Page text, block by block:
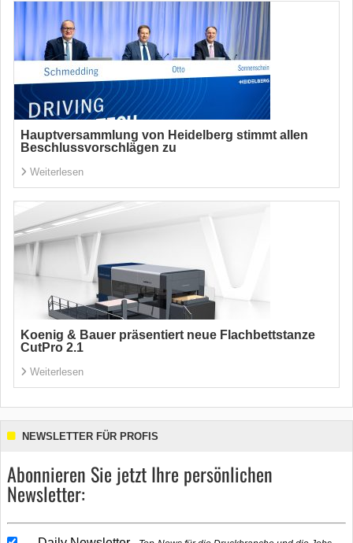
Hauptversammlung von Heidelberg stimmt allen
Beschlussvorschlägen zu
Weiterlesen
Koenig & Bauer präsentiert neue Flachbettstanze
CutPro 2.1
Weiterlesen
NEWSLETTER FÜR PROFIS
Abonnieren Sie jetzt Ihre persönlichen
Newsletter: